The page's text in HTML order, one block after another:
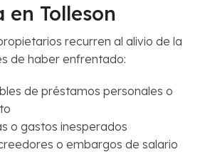
Tolleson
recurren al alivio de la
de haber enfrentado:
de préstamos personales o
o gastos inesperados
o embargos de salario